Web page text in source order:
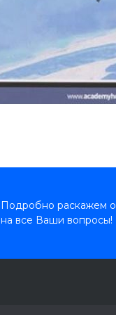
Подробно раскажем о
на все Ваши вопросы!